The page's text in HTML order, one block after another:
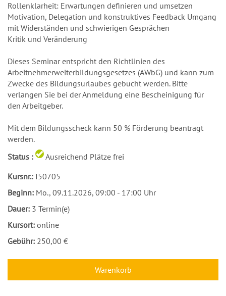
Rollenklarheit: Erwartungen definieren und umsetzen
Motivation, Delegation und konstruktives Feedback Umgang
mit Widerständen und schwierigen Gesprächen
Kritik und Veränderung
Dieses Seminar entspricht den Richtlinien des
Arbeitnehmerweiterbildungsgesetzes (AWbG) und kann zum
Zwecke des Bildungsurlaubes gebucht werden. Bitte
verlangen Sie bei der Anmeldung eine Bescheinigung für
den Arbeitgeber.
Mit dem Bildungsscheck kann 50 % Förderung beantragt
werden.
Status :
Ausreichend Plätze frei
Kursnr.: I50705
Beginn: Mo., 09.11.2026, 09:00 - 17:00 Uhr
Dauer: 3 Termin(e)
Kursort: online
Gebühr: 250,00 €
Warenkorb